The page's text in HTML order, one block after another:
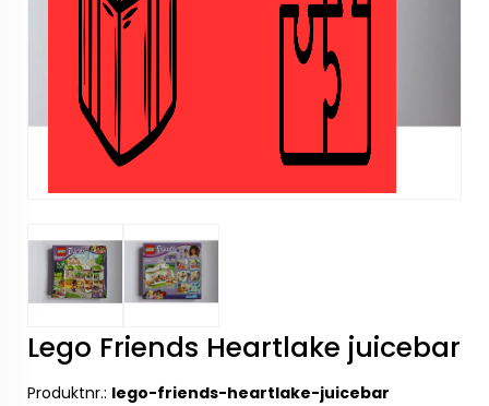
Lego Friends Heartlake juicebar
Produktnr.: lego-friends-heartlake-juicebar